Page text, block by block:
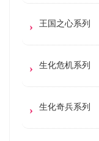
王国之心系列
生化危机系列
生化奇兵系列